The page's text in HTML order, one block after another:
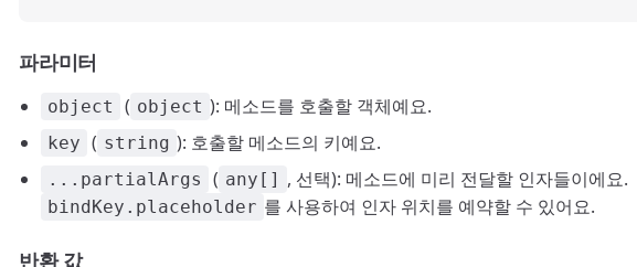
파라미터
object ( object ): 메소드를 호출할 객체예요.
key ( string ): 호출할 메소드의 키예요.
...partialArgs ( any[] , 선택): 메소드에 미리 전달할 인자들이에요.
bindKey.placeholder 를 사용하여 인자 위치를 예약할 수 있어요.
반환 값